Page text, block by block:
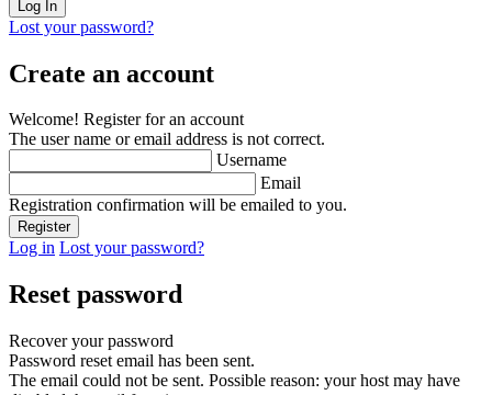
Lost your password?
Create an account
Welcome! Register for an account
The user name or email address is not correct.
Username
Email
Registration confirmation will be emailed to you.
Log in Lost your password?
Reset password
Recover your password
Password reset email has been sent.
The email could not be sent. Possible reason: your host may have